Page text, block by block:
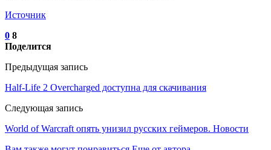
Источник
0 8
Поделится
Предыдущая запись
Half-Life 2 Overcharged доступна для скачивания
Следующая запись
World of Warcraft опять унизил русских геймеров. Новости